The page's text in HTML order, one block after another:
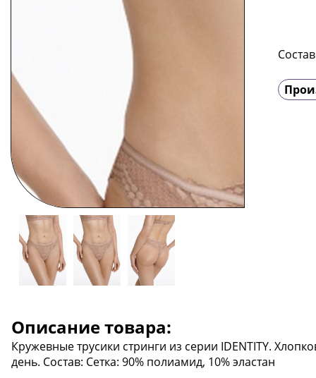
Описание товара:
Кружевные трусики стринги из серии IDENTITY.
день. Состав: Сетка: 90% полиамид, 10% эластан